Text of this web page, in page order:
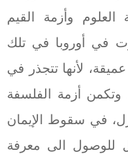
وأزمة القيم
في أوروبا في تلك
لأنها تتجذر في
وتكمن أزمة الفلسفة
في سقوط الإيمان
للوصول الى معرفة